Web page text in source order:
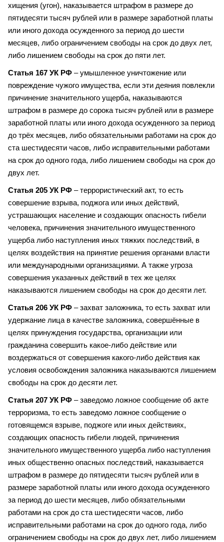
хищения (угон), наказывается штрафом в размере до
пятидесяти тысяч рублей или в размере заработной платы
или иного дохода осужденного за период до шести
месяцев, либо ограничением свободы на срок до двух лет,
либо лишением свободы на срок до пяти лет.
Статья 167 УК РФ – умышленное уничтожение или
повреждение чужого имущества, если эти деяния повлекли
причинение значительного ущерба, наказываются
штрафом в размере до сорока тысяч рублей или в размере
заработной платы или иного дохода осужденного за период
до трёх месяцев, либо обязательными работами на срок до
ста шестидесяти часов, либо исправительными работами
на срок до одного года, либо лишением свободы на срок до
двух лет.
Статья 205 УК РФ – террористический акт, то есть
совершение взрыва, поджога или иных действий,
устрашающих население и создающих опасность гибели
человека, причинения значительного имущественного
ущерба либо наступления иных тяжких последствий, в
целях воздействия на принятие решения органами власти
или международными организациями. А также угроза
совершения указанных действий в тех же целях
наказываются лишением свободы на срок до десяти лет.
Статья 206 УК РФ – захват заложника, то есть захват или
удержание лица в качестве заложника, совершённые в
целях принуждения государства, организации или
гражданина совершить какое-либо действие или
воздержаться от совершения какого-либо действия как
условия освобождения заложника наказываются лишением
свободы на срок до десяти лет.
Статья 207 УК РФ – заведомо ложное сообщение об акте
терроризма, то есть заведомо ложное сообщение о
готовящемся взрыве, поджоге или иных действиях,
создающих опасность гибели людей, причинения
значительного имущественного ущерба либо наступления
иных общественно опасных последствий, наказывается
штрафом в размере до пятидесяти тысяч рублей или в
размере заработной платы или иного дохода осужденного
за период до шести месяцев, либо обязательными
работами на срок до ста шестидесяти часов, либо
исправительными работами на срок до одного года, либо
ограничением свободы на срок до двух лет, либо лишением